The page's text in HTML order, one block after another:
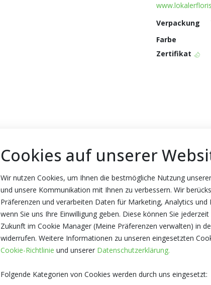
Verpackung
Farbe
Zertifikat
Cookies auf unserer
Wir nutzen Cookies, um Ihnen die bestmögliche Nutzung
und unsere Kommunikation mit Ihnen zu verbessern. Wir
Präferenzen und verarbeiten Daten für Marketing, Analytics und
wenn Sie uns Ihre Einwilligung geben. Diese können Sie
Zukunft im Cookie Manager (Meine Präferenzen verwalten) in
widerrufen. Weitere Informationen zu unseren eingesetzten
Cookie-Richtlinie und unserer Datenschutzerklärung.
Folgende Kategorien von Cookies werden durch uns eingesetzt: